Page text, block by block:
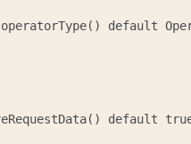
default
default